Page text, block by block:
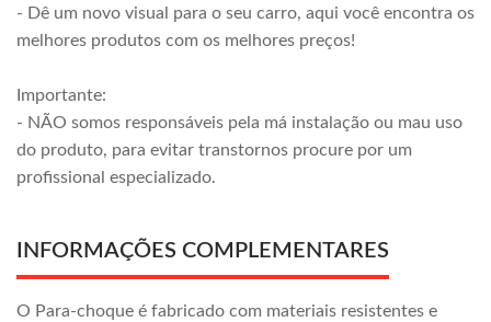
- Dê um novo visual para o seu carro, aqui você encontra os
melhores produtos com os melhores preços!
Importante:
- NÃO somos responsáveis pela má instalação ou mau uso
do produto, para evitar transtornos procure por um
profissional especializado.
INFORMAÇÕES COMPLEMENTARES
O Para-choque é fabricado com materiais resistentes e